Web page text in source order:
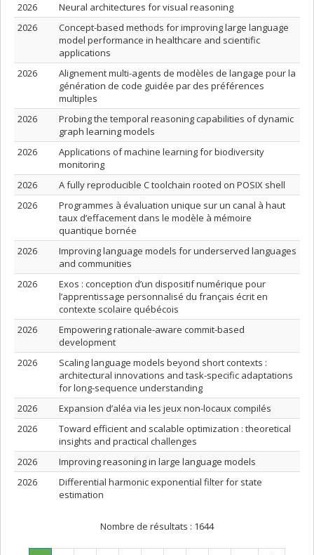
2026
Neural architectures for visual reasoning
2026
Concept-based methods for improving large language
model performance in healthcare and scientific
applications
2026
Alignement multi-agents de modèles de langage pour la
génération de code guidée par des préférences
multiples
2026
Probing the temporal reasoning capabilities of dynamic
graph learning models
2026
Applications of machine learning for biodiversity
monitoring
2026
A fully reproducible C toolchain rooted on POSIX shell
2026
Programmes à évaluation unique sur un canal à haut
taux d’effacement dans le modèle à mémoire
quantique bornée
2026
Improving language models for underserved languages
and communities
2026
Exos : conception d’un dispositif numérique pour
l’apprentissage personnalisé du français écrit en
contexte scolaire québécois
2026
Empowering rationale-aware commit-based
development
2026
Scaling language models beyond short contexts :
architectural innovations and task-specific adaptations
for long-sequence understanding
2026
Expansion d’aléa via les jeux non-locaux compilés
2026
Toward efficient and scalable optimization : theoretical
insights and practical challenges
2026
Improving reasoning in large language models
2026
Differential harmonic exponential filter for state
estimation
Nombre de résultats : 1644